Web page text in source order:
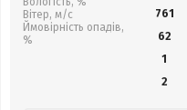
Вітер, м/с
Ймовірність опадів,
%
761
62
1
2